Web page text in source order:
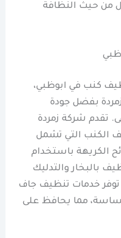
من حيث النظافة
كنب في ابوظبي،
زمردة بفضل جودة
تقدم شركة زمردة
الكنب التي تشمل
الكريهة باستخدام
بالبخار والتدليك
توفر خدمات تنظيف جاف
مما يحافظ على